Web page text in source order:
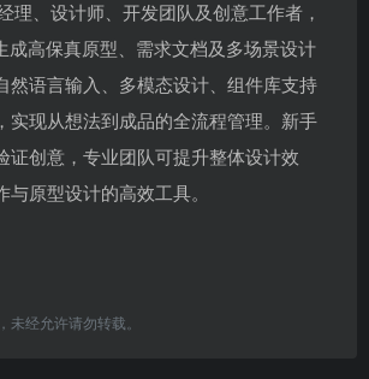
理、设计师、开发团队及创意工作者，
成高保真原型、需求文档及多场景设计
然语言输入、多模态设计、组件库支持
实现从想法到成品的全流程管理。新手
证创意，专业团队可提升整体设计效
原型设计的高效工具。
未经允许请勿转载。